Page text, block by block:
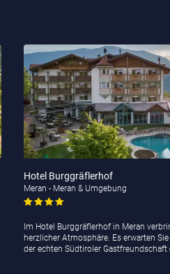
Hotel Burggräflerhof
Meran - Meran & Umgebung
Im Hotel Burggräflerhof in Meran
herzlicher Atmosphäre. Es erwarten
der echten Südtiroler Gastfreundschaft